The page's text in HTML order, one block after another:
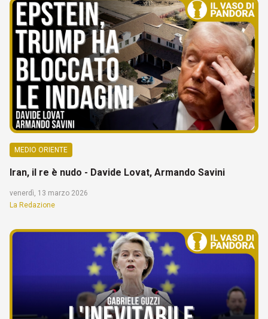
MEDIO ORIENTE
Iran, il re è nudo - Davide Lovat, Armando Savini
venerdì, 13 marzo 2026
La Redazione